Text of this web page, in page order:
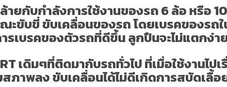
ายกับกำลังการใช้งานของรถ6 ล้อ หรือ
ขับขี่ ขับเคลื่อนของรถ โดยเบรคของรถ
เบรคของตัวรถที่ดีขึ้น ลูกปืนจะไม่แตกง่า
เดิมๆที่ติดมากับรถทั่วไป ที่เมื่อใช้งานไ
ภาพลง ขับเคลื่อนได้ไม่ดีเกิดการสบัดเลื้